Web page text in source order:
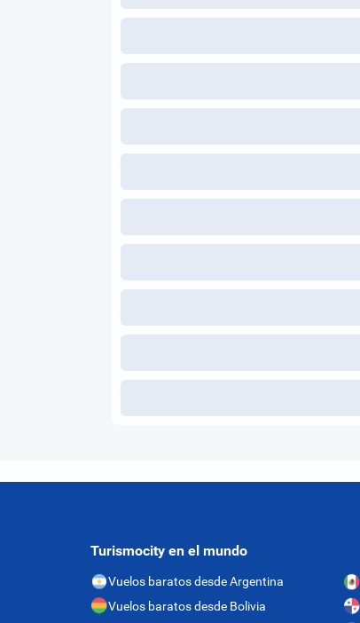
Turismocity en el mundo
Vuelos baratos desde Argentina
Vuelos baratos desde Bolivia